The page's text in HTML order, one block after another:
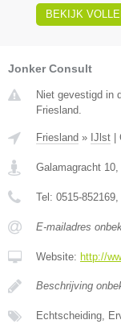
BEKIJK
Jonker Consult
Niet gevestigd in
Friesland.
Friesland » IJlst
Galamagracht 10,
Tel: 0515-852169,
E-mailadres
Website: http://
Beschrijving
Echtscheiding,